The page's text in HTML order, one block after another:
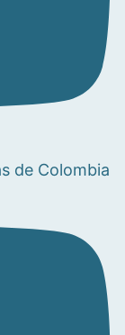
de Colombia